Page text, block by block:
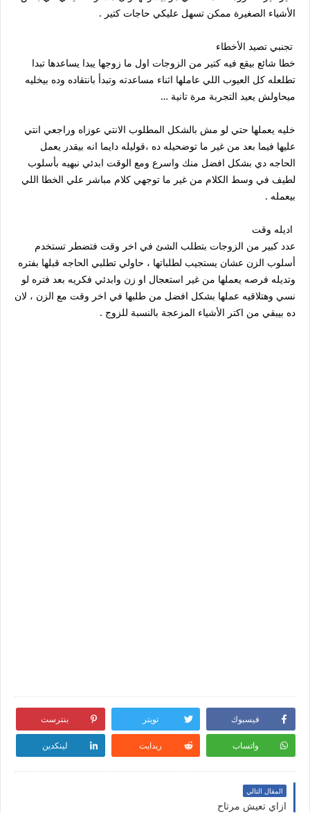
الأشياء الصغيرة ممكن تسهل عليكي حاجات كتير .
تجنبي تصيد الأخطاء
خطا شائع بيقع فيه كتير من الزوجات اول ما زوجها يبدا يساعدها تبدا
تطلعله كل العيوب اللي عاملها اثناء مساعدته وتبدأ بانتقاده وده بيخليه
ميحاولش يعيد التجربة مرة تانية …
خليه يعملها حتي لو مش بالشكل المطلوب الانتي عوزاه وراجعي انتي
عليها فيما بعد من غير ما توضحيله ده ،قوليله دايما انه بيقدر يعمل
الحاجه دي بشكل افضل منك واسرع ومع الوقت ابدئي نبهيه بأسلوب
لطيف في وسط الكلام من غير ما توجهي كلام مباشر علي الخطا اللي
بيعمله .
اديله وقت
عدد كبير من الزوجات بتطلب الشئ في اخر وقت فتضطر تستخدم
أسلوب الزن عشان يستجيب لطلباتها ، حاولي تطلبي الحاجه قبلها بفتره
وتديله فرصه يعملها من غير استعجال او زن وابدئي فكريه بعد فتره لو
نسي وهتلاقيه عملها بشكل افضل من طلبها في اخر وقت مع الزن ، لان
ده بيبقي من اكتر الأشياء المزعجة بالنسبة للزوج .
فيسبوك تويتر بنترست
واتساب ريدايت لينكدين
المقال التالي
ازاي تعيش مرتاح